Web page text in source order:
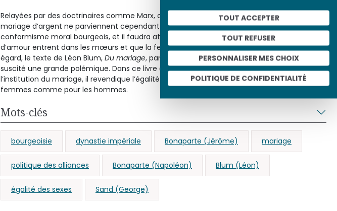
TOUT ACCEPTER
TOUT REFUSER
PERSONNALISER MES CHOIX
POLITIQUE DE CONFIDENTIALITÉ
Relayées par des doctrinaires comme Marx, ces critiques formulées à l’encontre du
mariage d’argent ne parviennent cependant pas à ébranler les fondements du
conformisme moral bourgeois, et il faudra attendre le siècle suivant pour que les mariages
d’amour entrent dans les mœurs et que la femme s’émancipe de la tutelle maritale. À cet
égard, le texte de Léon Blum, Du mariage, paru en 1907, marque un tournant, bien qu’il ait
suscité une grande polémique. Dans ce livre qui constitue une attaque en règle contre
l’institution du mariage, il revendique l’égalité des sexes et la liberté sexuelle pour les
femmes comme pour les hommes.
Mots-clés
bourgeoisie dynastie impériale Bonaparte (Jérôme) mariage
politique des alliances Bonaparte (Napoléon) Blum (Léon)
égalité des sexes Sand (George)